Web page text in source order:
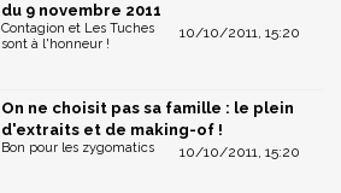
du 9 novembre 2011
10/10/2011, 15:20
Contagion et Les Tuches
sont à l'honneur !
On ne choisit pas sa famille : le plein
d'extraits et de making-of !
10/10/2011, 15:20
Bon pour les zygomatics